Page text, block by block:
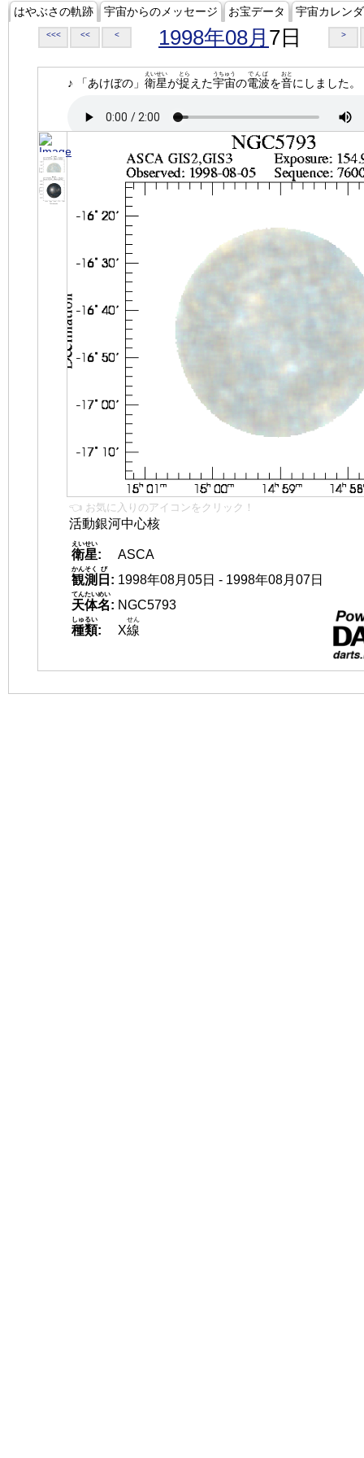
はやぶさの軌跡 宇宙からのメッセージ お宝データ 宇宙カレン
<<< << < 1998年08月 7日 >
♪ 「あけぼの」 衛星
えいせい
が捉
とら
えた宇宙
うちゅう
の電波
でんぱ
を音
おと
にしました。
👈 お気に入りのアイコンをクリック！
活動銀河中心核
衛星
えいせい
:
ASCA
観測
かんそく
日
び
: 1998年08月05日 - 1998年08月07日
天体名
てんたいめい
: NGC5793
種類
しゅるい
: X線
せん